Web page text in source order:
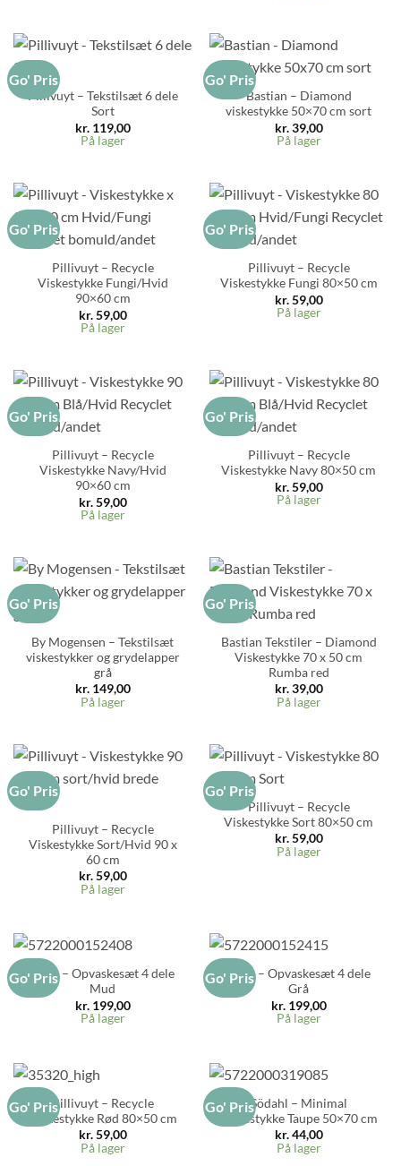
Go' Pris
Pillivuyt – Tekstilsæt 6 dele
Sort
kr.119,00
På lager
Go' Pris
Bastian – Diamond
viskestykke 50×70 cm sort
kr.39,00
På lager
Go' Pris
Pillivuyt – Recycle
Viskestykke Fungi/Hvid
90×60 cm
kr.59,00
På lager
Go' Pris
Pillivuyt – Recycle
Viskestykke Fungi 80×50 cm
kr.59,00
På lager
Go' Pris
Pillivuyt – Recycle
Viskestykke Navy/Hvid
90×60 cm
kr.59,00
På lager
Go' Pris
Pillivuyt – Recycle
Viskestykke Navy 80×50 cm
kr.59,00
På lager
Go' Pris
By Mogensen – Tekstilsæt
viskestykker og grydelapper
grå
kr.149,00
På lager
Go' Pris
Bastian Tekstiler – Diamond
Viskestykke 70 x 50 cm
Rumba red
kr.39,00
På lager
Go' Pris
Pillivuyt – Recycle
Viskestykke Sort/Hvid 90 x
60 cm
kr.59,00
På lager
Go' Pris
Pillivuyt – Recycle
Viskestykke Sort 80×50 cm
kr.59,00
På lager
Go' PrisZone – Opvaskesæt 4 dele
Mud
kr.199,00
På lager
Go' PrisZone – Opvaskesæt 4 dele
Grå
kr.199,00
På lager
Go' PrisPillivuyt – Recycle
Viskestykke Rød 80×50 cm
kr.59,00
På lager
Go' PrisSödahl – Minimal
Viskestykke Taupe 50×70 cm
kr.44,00
På lager